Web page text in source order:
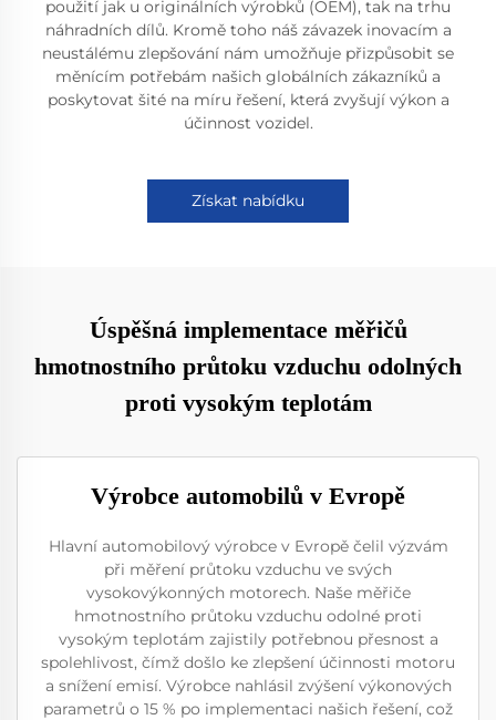
použití jak u originálních výrobků (OEM), tak na trhu
náhradních dílů. Kromě toho náš závazek inovacím a
neustálému zlepšování nám umožňuje přizpůsobit se
měnícím potřebám našich globálních zákazníků a
poskytovat šité na míru řešení, která zvyšují výkon a
účinnost vozidel.
Získat nabídku
Úspěšná implementace měřičů
hmotnostního průtoku vzduchu odolných
proti vysokým teplotám
Výrobce automobilů v Evropě
Hlavní automobilový výrobce v Evropě čelil výzvám
při měření průtoku vzduchu ve svých
vysokovýkonných motorech. Naše měřiče
hmotnostního průtoku vzduchu odolné proti
vysokým teplotám zajistily potřebnou přesnost a
spolehlivost, čímž došlo ke zlepšení účinnosti motoru
a snížení emisí. Výrobce nahlásil zvýšení výkonových
parametrů o 15 % po implementaci našich řešení, což